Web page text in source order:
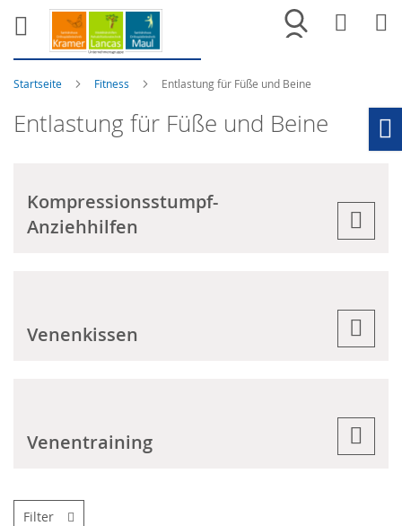
Merkliste
Startseite Fitness Entlastung für Füße und Beine
Entlastung für Füße und Beine
Kompressionsstumpf-
Anziehhilfen
Venenkissen
Venentraining
Filter